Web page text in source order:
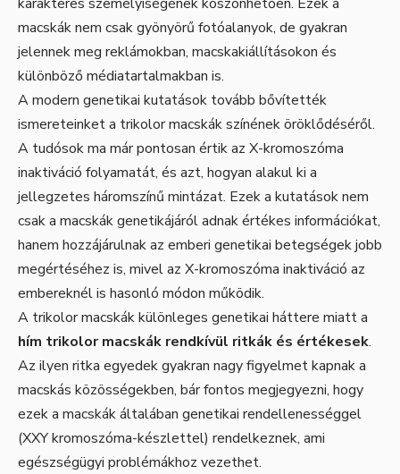
macskák nem csak gyönyörű fotóalanyok, de gyakran
jelennek meg reklámokban, macskakiállításokon és
különböző médiatartalmakban is.
A modern genetikai kutatások tovább bővítették
ismereteinket a trikolor macskák színének öröklődéséről.
A tudósok ma már pontosan értik az X-kromoszóma
inaktiváció folyamatát, és azt, hogyan alakul ki a
jellegzetes háromszínű mintázat. Ezek a kutatások nem
csak a macskák genetikájáról adnak értékes információkat,
hanem hozzájárulnak az emberi genetikai betegségek jobb
megértéséhez is, mivel az X-kromoszóma inaktiváció az
embereknél is hasonló módon működik.
A trikolor macskák különleges genetikai háttere miatt a
hím trikolor macskák rendkívül ritkák és értékesek.
Az ilyen ritka egyedek gyakran nagy figyelmet kapnak a
macskás közösségekben, bár fontos megjegyezni, hogy
ezek a macskák általában genetikai rendellenességgel
(XXY kromoszóma-készlettel) rendelkeznek, ami
egészségügyi problémákhoz vezethet.